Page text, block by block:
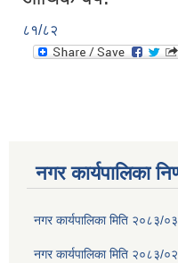
८१/८२
नगर कार्यपालिका
नगर कार्यपालिका मिति २०८३/
नगर कार्यपालिका मिति २०८३/